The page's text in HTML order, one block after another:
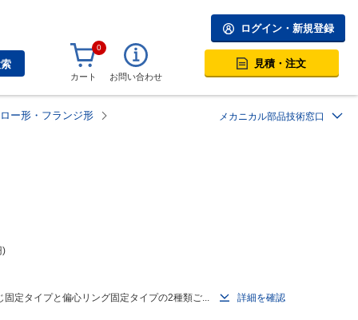
ログイン・新規登録
0
カート お問い合わせ
見積・注文
ー形・フランジ形 メカニカル部品技術窓口
定タイプと偏心リング固定タイプの2種類ご... 詳細を確認